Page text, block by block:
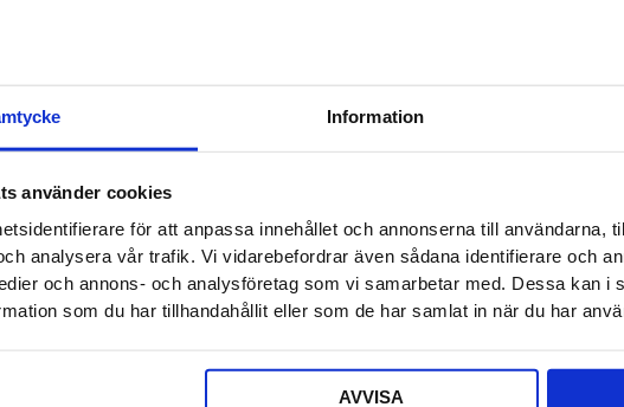
Information
använder cookies
för att anpassa innehållet och annonserna till användarna,
analysera vår trafik. Vi vidarebefordrar även sådana identifierare och
och annons- och analysföretag som vi samarbetar med. Dessa kan i
som du har tillhandahållit eller som de har samlat in när du har
AVVISA
Ditt
E-post